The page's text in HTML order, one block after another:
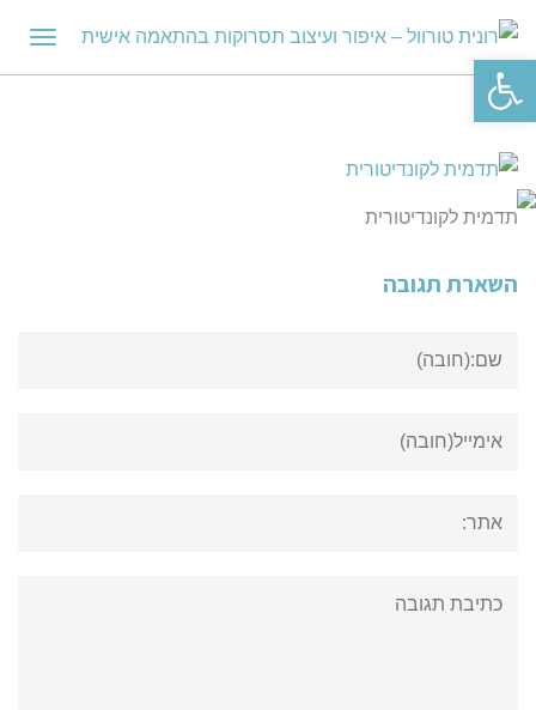
תדמית לקונדיטורית
השארת תגובה
פתח סרגל נגישות